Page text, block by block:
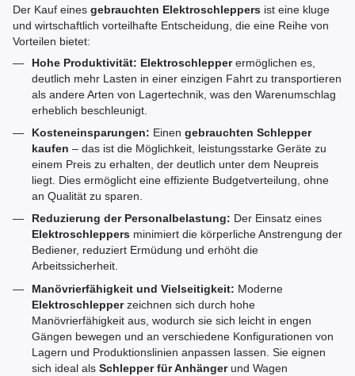
Der Kauf eines gebrauchten Elektroschleppers ist eine kluge
und wirtschaftlich vorteilhafte Entscheidung, die eine Reihe von
Vorteilen bietet:
Hohe Produktivität: Elektroschlepperermöglichen es,
deutlich mehr Lasten in einer einzigen Fahrt zu transportieren
als andere Arten von Lagertechnik, was den Warenumschlag
erheblich beschleunigt.
Kosteneinsparungen: Einen gebrauchten Schlepper
kaufen – das ist die Möglichkeit, leistungsstarke Geräte zu
einem Preis zu erhalten, der deutlich unter dem Neupreis
liegt. Dies ermöglicht eine effiziente Budgetverteilung, ohne
an Qualität zu sparen.
Reduzierung der Personalbelastung: Der Einsatz eines
Elektroschleppers minimiert die körperliche Anstrengung der
Bediener, reduziert Ermüdung und erhöht die
Arbeitssicherheit.
Manövrierfähigkeit und Vielseitigkeit: Moderne
Elektroschlepperzeichnen sich durch hohe
Manövrierfähigkeit aus, wodurch sie sich leicht in engen
Gängen bewegen und an verschiedene Konfigurationen von
Lagern und Produktionslinien anpassen lassen. Sie eignen
sich ideal als Schlepper für Anhängerund Wagen